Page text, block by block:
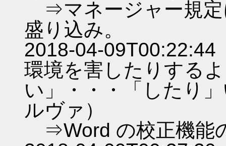
⇒マネージャー規定
盛り込み。
2018-04-
環境を害したりする
い」・・・「したり
ルヴァ）
⇒Word の校正機能